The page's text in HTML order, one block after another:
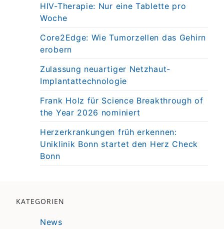
HIV-Therapie: Nur eine Tablette pro
Woche
Core2Edge: Wie Tumorzellen das Gehirn
erobern
Zulassung neuartiger Netzhaut-
Implantattechnologie
Frank Holz für Science Breakthrough of
the Year 2026 nominiert
Herzerkrankungen früh erkennen:
Uniklinik Bonn startet den Herz Check
Bonn
KATEGORIEN
News